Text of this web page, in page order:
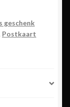
geschenk
Postkaart